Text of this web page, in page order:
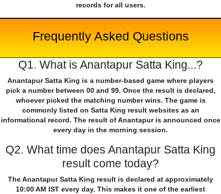
records for all users.
Frequently Asked Questions
Q1. What is Anantapur Satta King...?
Anantapur Satta King is a number-based game where players
pick a number between 00 and 99. Once the result is declared,
whoever picked the matching number wins. The game is
commonly listed on Satta King result websites as an
informational record. The result of Anantapur is announced once
every day in the morning session.
Q2. What time does Anantapur Satta King
result come today?
The Anantapur Satta King result is declared at approximately
10:00 AM IST every day. This makes it one of the earliest